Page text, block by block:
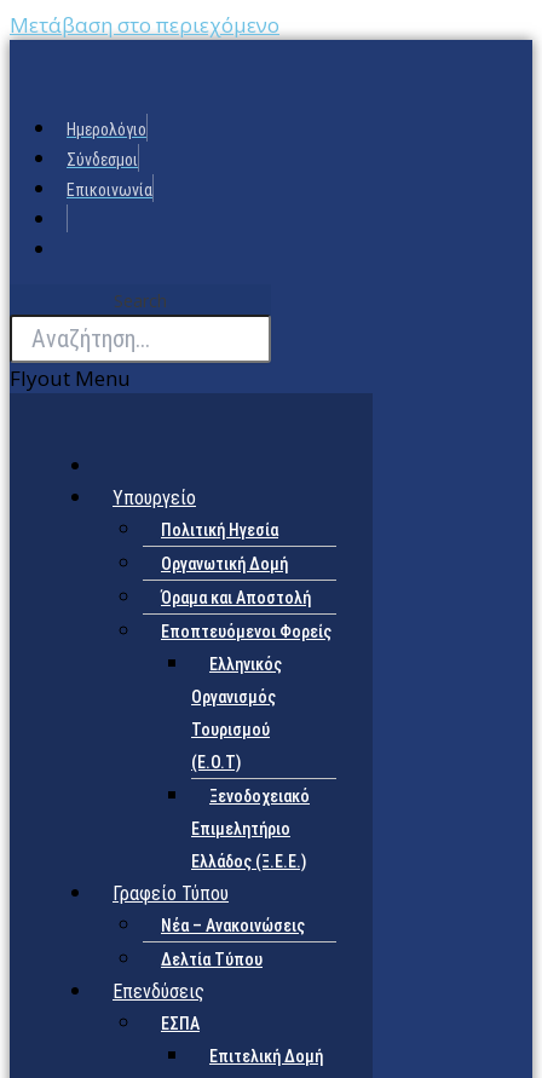
Μετάβαση στο περιεχόμενο
Ημερολόγιο
Σύνδεσμοι
Επικοινωνία
Search
Flyout Menu
Υπουργείο
Πολιτική Ηγεσία
Οργανωτική Δομή
Όραμα και Αποστολή
Εποπτευόμενοι Φορείς
Eλληνικός
Οργανισμός
Τουρισμού
(Ε.Ο.Τ)
Ξενοδοχειακό
Επιμελητήριο
Ελλάδος (Ξ.Ε.Ε.)
Γραφείο Τύπου
Νέα – Ανακοινώσεις
Δελτία Τύπου
Επενδύσεις
ΕΣΠΑ
Επιτελική Δομή